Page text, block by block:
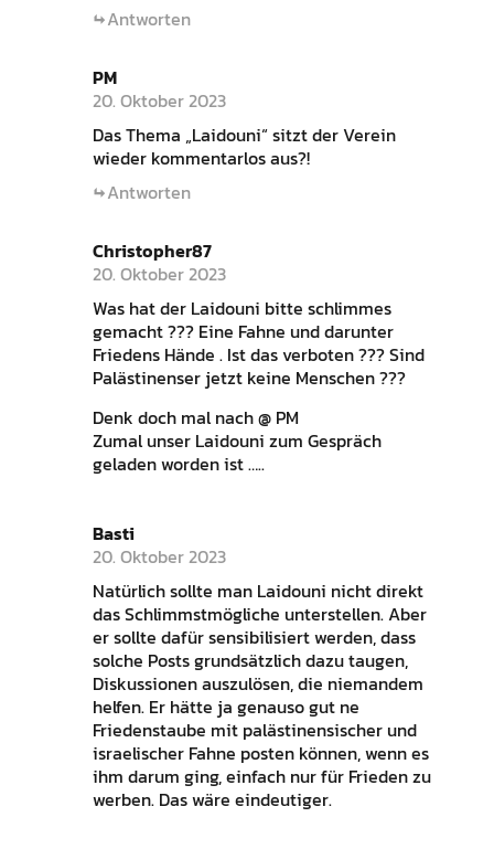
Antworten
PM
20. Oktober 2023
Das Thema „Laidouni“ sitzt der Verein
wieder kommentarlos aus?!
Antworten
Christopher87
20. Oktober 2023
Was hat der Laidouni bitte schlimmes
gemacht ??? Eine Fahne und darunter
Friedens Hände . Ist das verboten ??? Sind
Palästinenser jetzt keine Menschen ???
Denk doch mal nach @ PM
Zumal unser Laidouni zum Gespräch
geladen worden ist …..
Basti
20. Oktober 2023
Natürlich sollte man Laidouni nicht direkt
das Schlimmstmögliche unterstellen. Aber
er sollte dafür sensibilisiert werden, dass
solche Posts grundsätzlich dazu taugen,
Diskussionen auszulösen, die niemandem
helfen. Er hätte ja genauso gut ne
Friedenstaube mit palästinensischer und
israelischer Fahne posten können, wenn es
ihm darum ging, einfach nur für Frieden zu
werben. Das wäre eindeutiger.